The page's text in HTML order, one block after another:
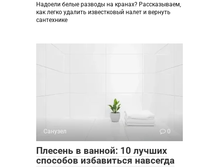
Надоели белые разводы на кранах? Рассказываем,
как легко удалить известковый налет и вернуть
сантехнике
Санузел 0
Плесень в ванной: 10 лучших
способов избавиться навсегда